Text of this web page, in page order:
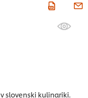
slovenski kulinariki.